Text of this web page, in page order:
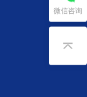
微信咨询